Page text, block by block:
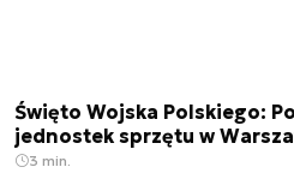
Święto Wojska Polskiego:
jednostek sprzętu w
3 min.